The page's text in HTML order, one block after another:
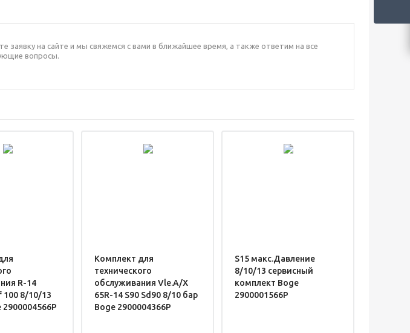
заявку на сайте и мы свяжемся с вами в ближайшее время, а также ответим на все
вопросы.
R-14
100 8/10/13
2900004566P
Комплект для
технического
обслуживания Vle.A/X
65R-14 S90 Sd90 8/10 бар
Boge 2900004366P
S15 макс.Давление
8/10/13 сервисный
комплект Boge
2900001566P